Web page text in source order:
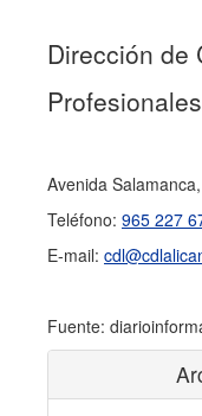
Dirección de
Avenida
Teléfono: 965 227
E-mail:
Fuente: